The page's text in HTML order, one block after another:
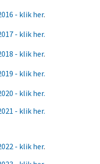
- klik her.
- klik her.
- klik her.
- klik her.
- klik her.
- klik her.
- klik her.